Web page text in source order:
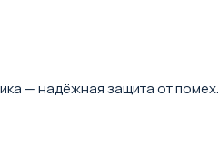
— надёжная защита от помех.